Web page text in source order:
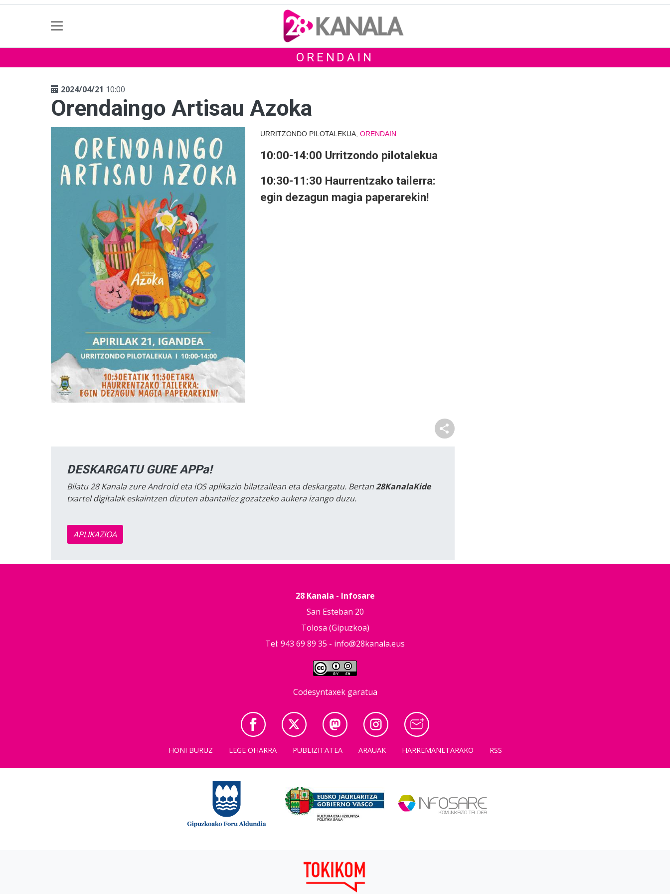
ORENDAIN
2024/04/21 10:00
Orendaingo Artisau Azoka
URRITZONDO PILOTALEKUA, ORENDAIN
10:00-14:00 Urritzondo pilotalekua
10:30-11:30 Haurrentzako tailerra:
egin dezagun magia paperarekin!
DESKARGATU GURE APPa!
Bilatu 28 Kanala zure Android eta iOS aplikazio bilatzailean eta deskargatu. Bertan28KanalaKide
txartel digitalak eskaintzen dizuten abantailez gozatzeko aukera izango duzu.
APLIKAZIOA
28 Kanala - Infosare
San Esteban 20
Tolosa (Gipuzkoa)
Tel: 943 69 89 35 - info@28kanala.eus
Codesyntaxek garatua
HONI BURUZ LEGE OHARRA PUBLIZITATEA ARAUAK HARREMANETARAKO RSS